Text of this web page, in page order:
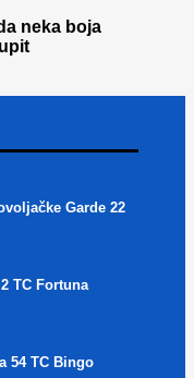
neka boja
Garde 22
TC Fortuna
54 TC Bingo